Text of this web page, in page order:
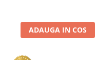
ADAUGA IN COS